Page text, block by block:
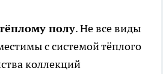
полу. Не все виды
с системой тёплого
коллекций